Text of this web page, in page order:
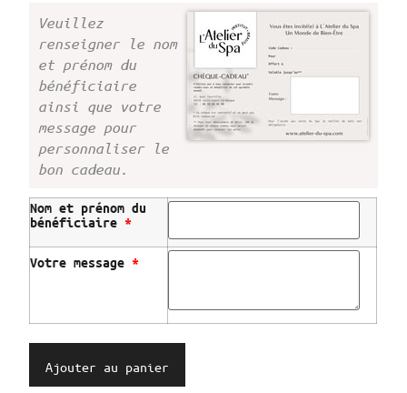
Veuillez
renseigner le nom
et prénom du
bénéficiaire
ainsi que votre
message pour
personnaliser le
bon cadeau.
Nom et prénom du
bénéficiaire *
Votre message *
Massage
Ajouter au panier